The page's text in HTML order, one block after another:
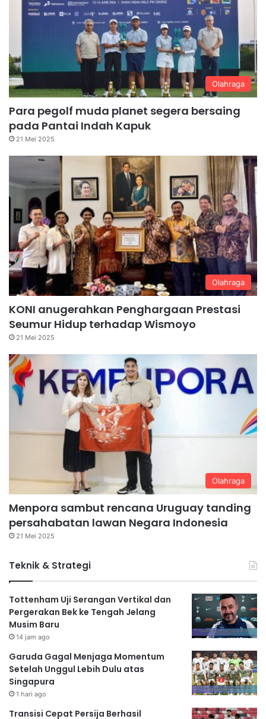
Olahraga
Para pegolf muda planet segera bersaing
pada Pantai Indah Kapuk
21 Mei 2025
Olahraga
KONI anugerahkan Penghargaan Prestasi
Seumur Hidup terhadap Wismoyo
21 Mei 2025
Olahraga
Menpora sambut rencana Uruguay tanding
persahabatan lawan Negara Indonesia
21 Mei 2025
Teknik & Strategi
Tottenham Uji Serangan Vertikal dan
Pergerakan Bek ke Tengah Jelang
Musim Baru
14 jam ago
Garuda Gagal Menjaga Momentum
Setelah Unggul Lebih Dulu atas
Singapura
1 hari ago
Transisi Cepat Persija Berhasil